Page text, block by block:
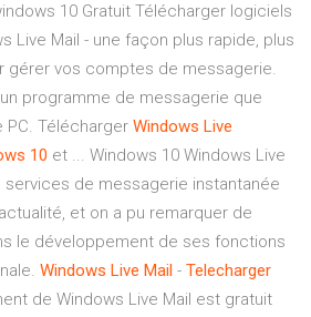
10 Gratuit Télécharger logiciels
Live Mail - une façon plus rapide, plus
gérer vos comptes de messagerie.
programme de messagerie que
PC. Télécharger Windows Live
10 et ... Windows 10 Windows Live
de messagerie instantanée
et on a pu remarquer de
le développement de ses fonctions
Windows Live Mail - Telecharger
de Windows Live Mail est gratuit